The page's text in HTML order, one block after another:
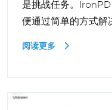
是挑战任务。
便通过简单的方式解
阅读更多